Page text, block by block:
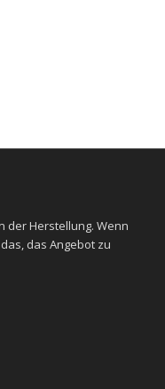
der Herstellung. Wenn
das Angebot zu